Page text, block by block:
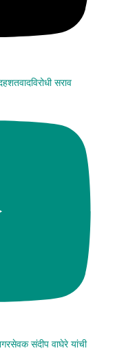
सराव
संदीप वाघेरे यांची